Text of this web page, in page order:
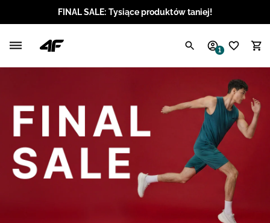
FINAL SALE: Tysiące produktów taniej!
1
Chorwacki / EUR
Czeski / CZK